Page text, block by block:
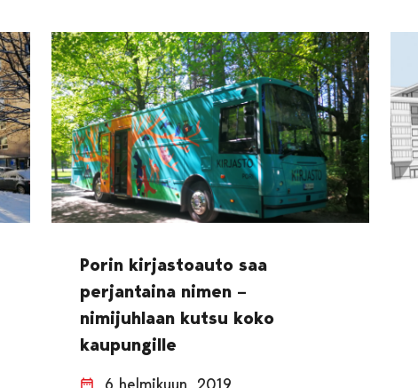
Porin kirjastoauto saa
perjantaina nimen –
nimijuhlaan kutsu koko
kaupungille